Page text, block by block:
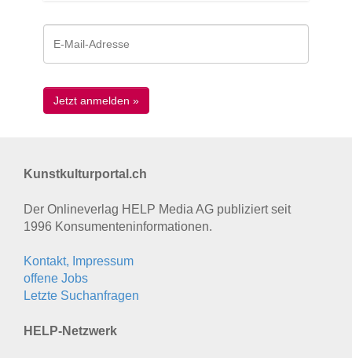
Kunstkulturportal.ch
Der Onlineverlag HELP Media AG publiziert seit
1996 Konsumenten­informationen.
Kontakt, Impressum
offene Jobs
Letzte Suchanfragen
HELP-Netzwerk